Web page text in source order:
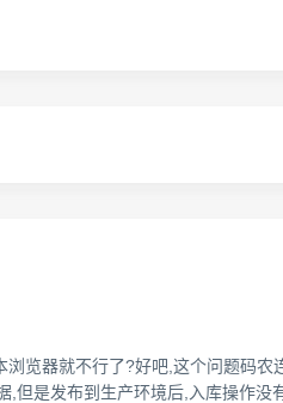
览器就不行了?好吧,这个问题码农
但是发布到生产环境后,入库操作没